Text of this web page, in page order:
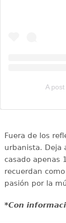
A
Fuera de los
urbanista. Deja
casado apenas
recuerdan
pasión por la
*Con